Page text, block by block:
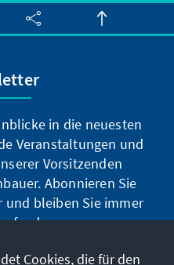
in die neuesten
Veranstaltungen und
Vorsitzenden
Abonnieren Sie
bleiben Sie immer
Cookies, die für den